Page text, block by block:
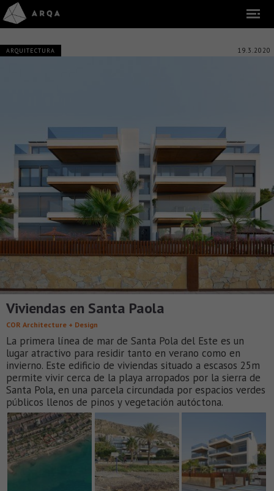
ARQUITECTURA 19.3.2020
Viviendas en Santa Paola
COR Architecture + Design
La primera línea de mar de Santa Pola del Este es un
lugar atractivo para residir tanto en verano como en
invierno. Este edificio de viviendas situado a escasos 25m
permite vivir cerca de la playa arropados por la sierra de
Santa Pola, en una parcela circundada por espacios verdes
públicos llenos de pinos y vegetación autóctona.